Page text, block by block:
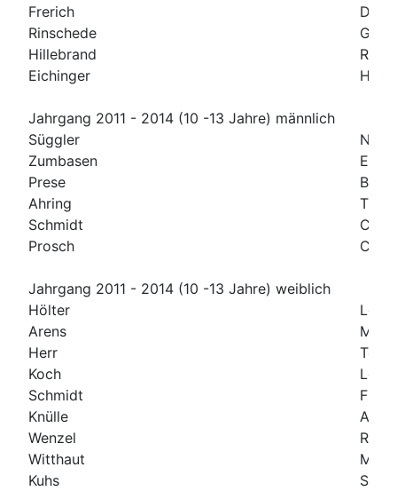
Frerich
Diana
Rinschede
Gesa
Hillebrand
Rike
Eichinger
Jahrgang 2011 - 2014 (10 -13 Jahre) männlich
Süggler
Noah
Zumbasen
Emil
Prese
Ahring
Theo
Schmidt
Cinus
Prosch
Carl
Jahrgang 2011 - 2014 (10 -13 Jahre) weiblich
Hölter
Arens
Merle
Herr
Tessa
Koch
Lena
Schmidt
Finja
Knülle
Anna
Wenzel
Ria
Witthaut
Kuhs